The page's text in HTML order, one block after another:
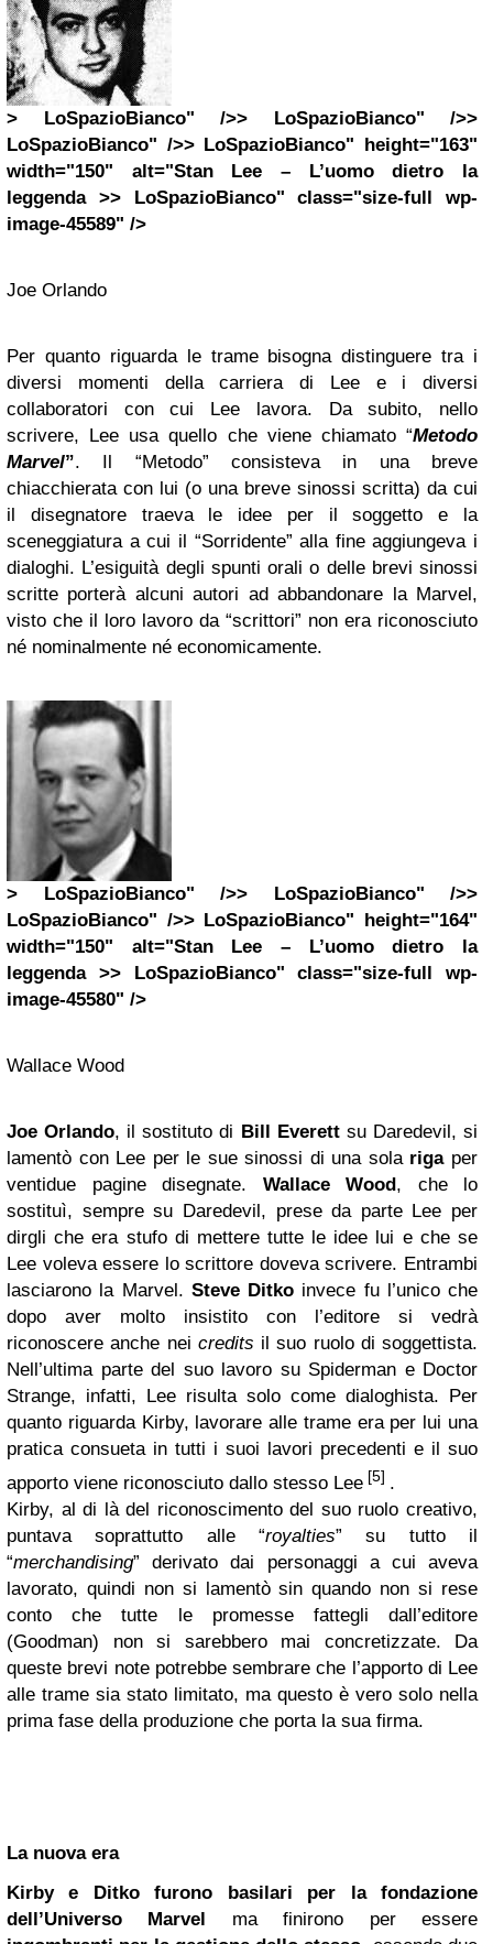
> LoSpazioBianco" />> LoSpazioBianco" />>
LoSpazioBianco" />> LoSpazioBianco" height="163"
width="150" alt="Stan Lee – L’uomo dietro la
leggenda >> LoSpazioBianco" class="size-full wp-
image-45589" />
Joe Orlando
Per quanto riguarda le trame bisogna distinguere tra i
diversi momenti della carriera di Lee e i diversi
collaboratori con cui Lee lavora. Da subito, nello
scrivere, Lee usa quello che viene chiamato “Metodo
Marvel”. Il “Metodo” consisteva in una breve
chiacchierata con lui (o una breve sinossi scritta) da cui
il disegnatore traeva le idee per il soggetto e la
sceneggiatura a cui il “Sorridente” alla fine aggiungeva i
dialoghi. L’esiguità degli spunti orali o delle brevi sinossi
scritte porterà alcuni autori ad abbandonare la Marvel,
visto che il loro lavoro da “scrittori” non era riconosciuto
né nominalmente né economicamente.
> LoSpazioBianco" />> LoSpazioBianco" />>
LoSpazioBianco" />> LoSpazioBianco" height="164"
width="150" alt="Stan Lee – L’uomo dietro la
leggenda >> LoSpazioBianco" class="size-full wp-
image-45580" />
Wallace Wood
Joe Orlando, il sostituto di Bill Everettsu Daredevil, si
lamentò con Lee per le sue sinossi di una sola rigaper
ventidue pagine disegnate. Wallace Wood, che lo
sostituì, sempre su Daredevil, prese da parte Lee per
dirgli che era stufo di mettere tutte le idee lui e che se
Lee voleva essere lo scrittore doveva scrivere. Entrambi
lasciarono la Marvel. Steve Ditko invece fu l’unico che
dopo aver molto insistito con l’editore si vedrà
riconoscere anche nei credits il suo ruolo di soggettista.
Nell’ultima parte del suo lavoro su Spiderman e Doctor
Strange, infatti, Lee risulta solo come dialoghista. Per
quanto riguarda Kirby, lavorare alle trame era per lui una
pratica consueta in tutti i suoi lavori precedenti e il suo
apporto viene riconosciuto dallo stesso Lee [5] .
Kirby, al di là del riconoscimento del suo ruolo creativo,
puntava soprattutto alle “royalties” su tutto il
“merchandising” derivato dai personaggi a cui aveva
lavorato, quindi non si lamentò sin quando non si rese
conto che tutte le promesse fattegli dall’editore
(Goodman) non si sarebbero mai concretizzate. Da
queste brevi note potrebbe sembrare che l’apporto di Lee
alle trame sia stato limitato, ma questo è vero solo nella
prima fase della produzione che porta la sua firma.
La nuova era
Kirby e Ditko furono basilari per la fondazione
dell’Universo Marvel ma finirono per essere